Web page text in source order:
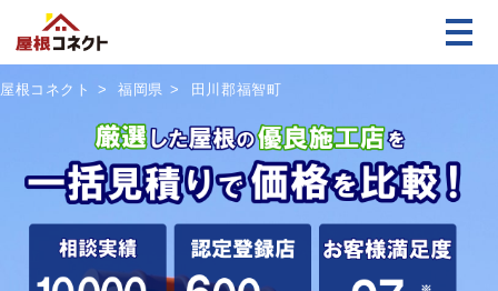
屋根コネクト 福岡県 田川郡福智町